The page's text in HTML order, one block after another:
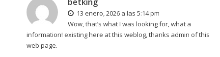
13 enero, 2026 a las 5:14 pm
Wow, that’s what I was looking for, what a
information! existing here at this weblog, thanks admin of this
web page.